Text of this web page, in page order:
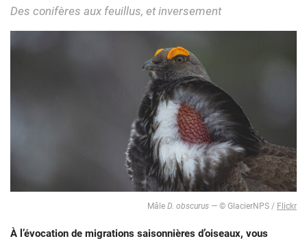
Des conifères aux feuillus, et inversement
Mâle D. obscurus — © GlacierNPS / Flickr
À l’évocation de migrations saisonnières d’oiseaux, vous